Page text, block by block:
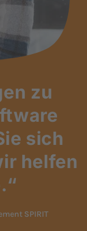
zu
sich
helfen
SPIRIT